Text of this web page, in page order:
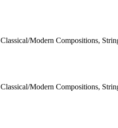
Classical/Modern Compositions,
Classical/Modern Compositions,